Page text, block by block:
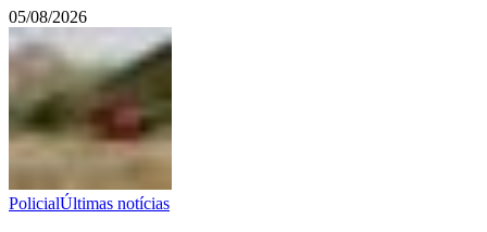
05/08/2026
PolicialÚltimas notícias